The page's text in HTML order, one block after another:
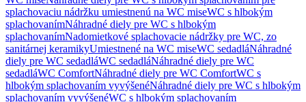
splachovaciu nádržku umiestnenú na WC miseWC s hlbokým
splachovanímNáhradné diely pre WC s hlbokým
splachovanímNadomietkové splachovacie nádržky pre WC, zo
sanitárnej keramikyUmiestnené na WC miseWC sedadláNáhradné
diely pre WC sedadláWC sedadláNáhradné diely pre WC
sedadláWC ComfortNáhradné diely pre WC ComfortWC s
hlbokým splachovaním vyvýšenéNáhradné diely pre WC s hlbokým
splachovaním vyvýšenéWC s hlbokým splachovaním